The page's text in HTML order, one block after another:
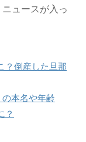
ュースが入っ
？倒産した旦那
本名や年齢
？